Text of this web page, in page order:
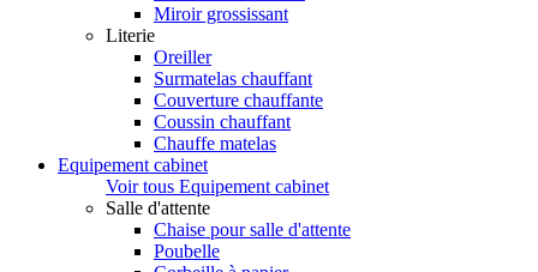
Miroir grossissant
Literie
Oreiller
Surmatelas chauffant
Couverture chauffante
Coussin chauffant
Chauffe matelas
Equipement cabinet
Voir tous Equipement cabinet
Salle d'attente
Chaise pour salle d'attente
Poubelle